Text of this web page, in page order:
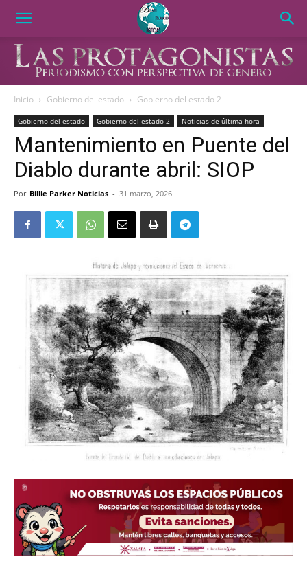
Inicio Gobierno del estado Gobierno del estado 2
Gobierno del estado Gobierno del estado 2 Noticias de última hora
Mantenimiento en Puente del
Diablo durante abril: SIOP
Por Billie Parker Noticias - 31 marzo, 2026